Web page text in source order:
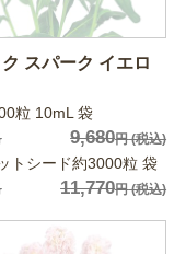
スパーク イエロ
粒 10mL 袋
9,680円(税込)
トシード約3000粒 袋
11,770円(税込)